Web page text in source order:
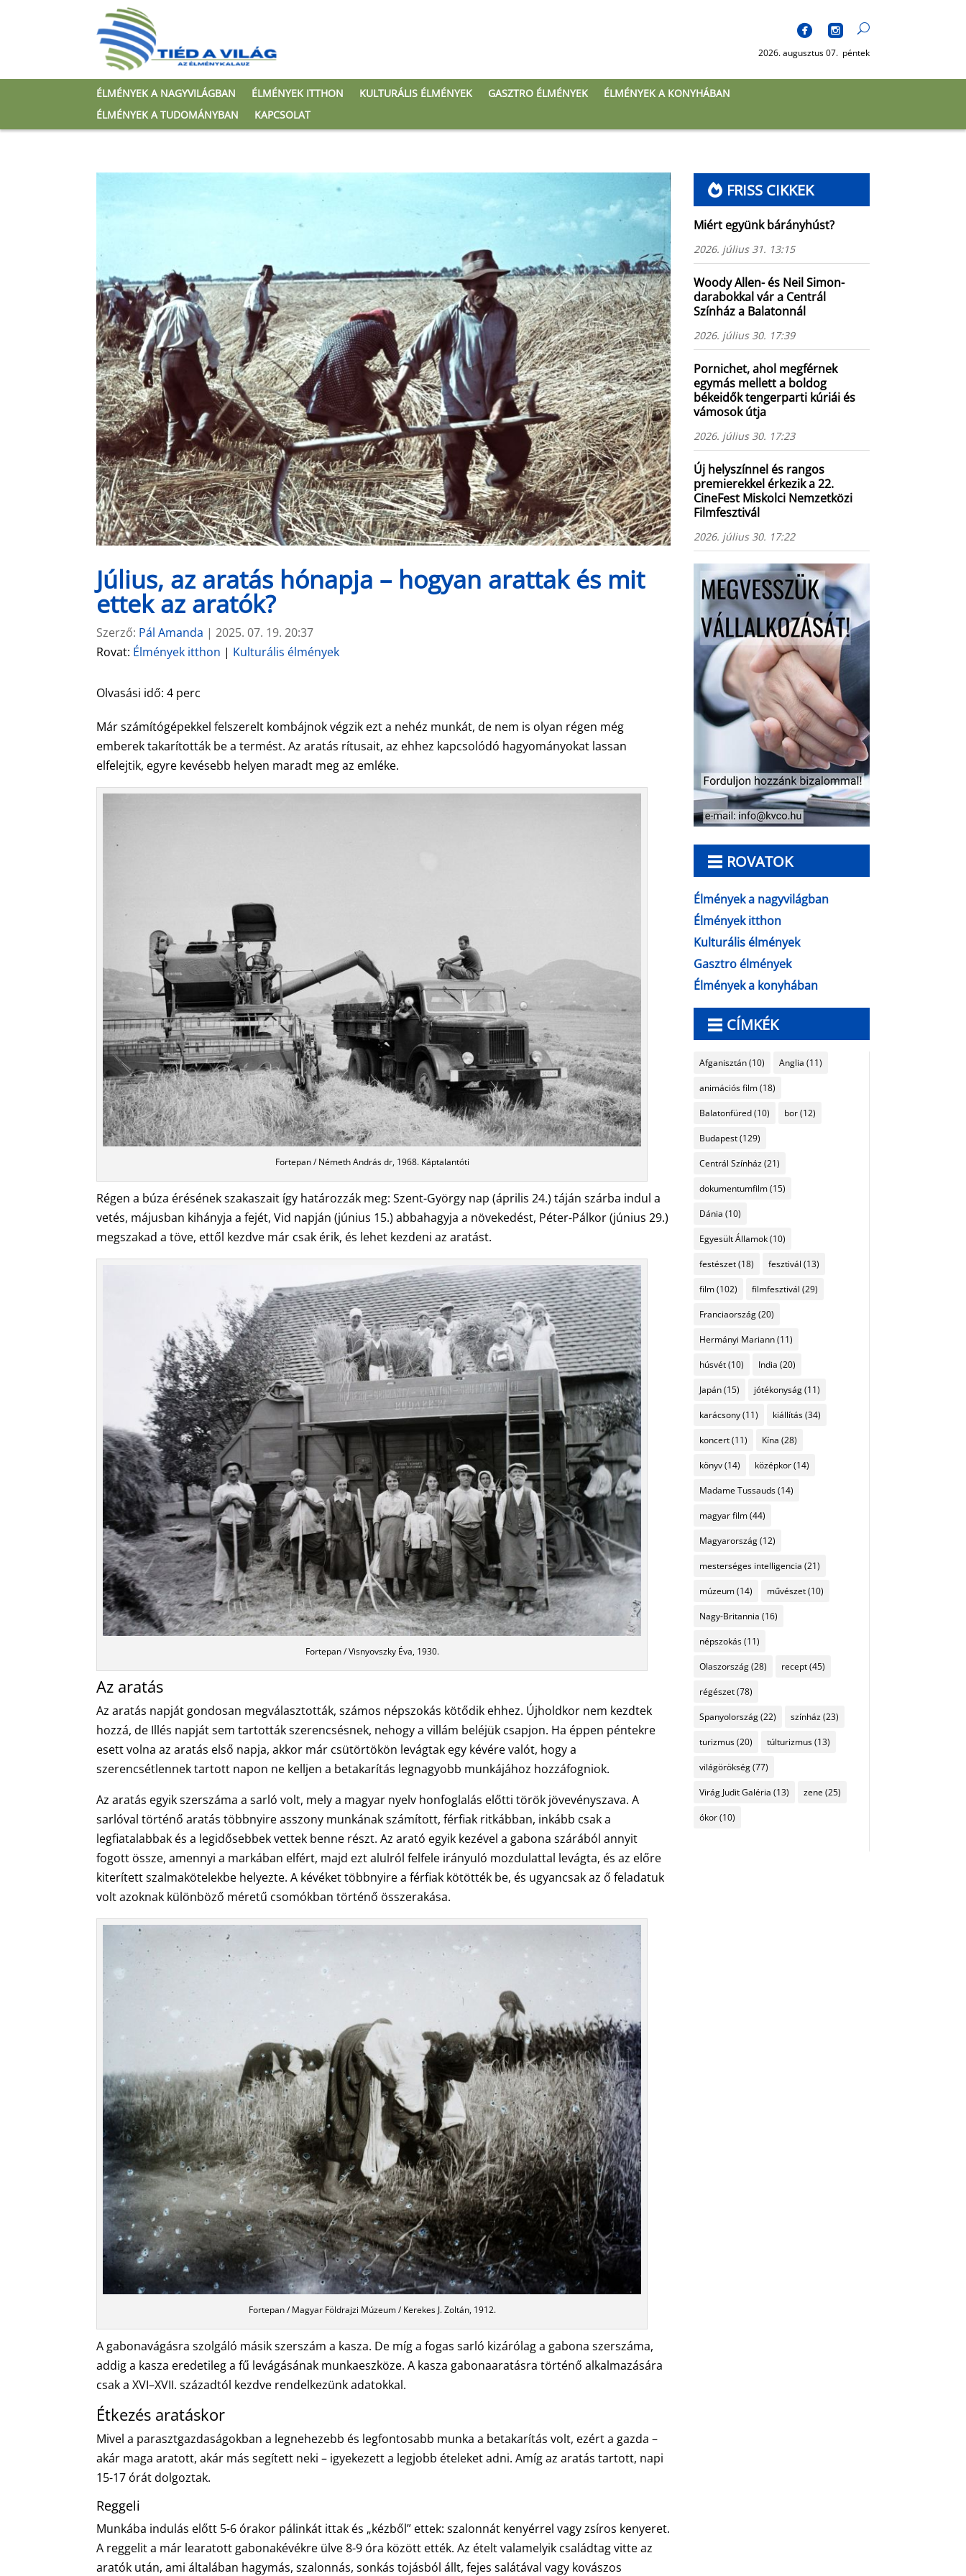
2026. augusztus 07. péntek
ÉLMÉNYEK A NAGYVILÁGBAN ÉLMÉNYEK ITTHON KULTURÁLIS ÉLMÉNYEK GASZTRO ÉLMÉNYEK
ÉLMÉNYEK A KONYHÁBAN
ÉLMÉNYEK A TUDOMÁNYBAN
KAPCSOLAT
Július, az aratás hónapja – hogyan arattak és mit
ettek az aratók?
Szerző: Pál Amanda |2025. 07. 19. 20:37
Rovat: Élmények itthon | Kulturális élmények
Olvasási idő:4 perc
Már számítógépekkel felszerelt kombájnok végzik ezt a nehéz munkát, de nem is olyan régen még
emberek takarították be a termést. Az aratás rítusait, az ehhez kapcsolódó hagyományokat lassan
elfelejtik, egyre kevésebb helyen maradt meg az emléke.
Fortepan / Németh András dr, 1968. Káptalantóti
Régen a búza érésének szakaszait így határozzák meg: Szent-György nap (április 24.) táján szárba indul a
vetés, májusban kihányja a fejét, Vid napján (június 15.) abbahagyja a növekedést, Péter-Pálkor (június 29.)
megszakad a töve, ettől kezdve már csak érik, és lehet kezdeni az aratást.
Fortepan / Visnyovszky Éva, 1930.
Az aratás
Az aratás napját gondosan megválasztották, számos népszokás kötődik ehhez. Újholdkor nem kezdtek
hozzá, de Illés napját sem tartották szerencsésnek, nehogy a villám beléjük csapjon. Ha éppen péntekre
esett volna az aratás első napja, akkor már csütörtökön levágtak egy kévére valót, hogy a
szerencsétlennek tartott napon ne kelljen a betakarítás legnagyobb munkájához hozzáfogniok.
Az aratás egyik szerszáma a sarló volt, mely a magyar nyelv honfoglalás előtti török jövevényszava. A
sarlóval történő aratás többnyire asszony munkának számított, férfiak ritkábban, inkább csak a
legfiatalabbak és a legidősebbek vettek benne részt. Az arató egyik kezével a gabona szárából annyit
fogott össze, amennyi a markában elfért, majd ezt alulról felfele irányuló mozdulattal levágta, és az előre
kiterített szalmakötelekbe helyezte. A kévéket többnyire a férfiak kötötték be, és ugyancsak az ő feladatuk
volt azoknak különböző méretű csomókban történő összerakása.
Fortepan / Magyar Földrajzi Múzeum / Kerekes J. Zoltán, 1912.
A gabonavágásra szolgáló másik szerszám a kasza. De míg a fogas sarló kizárólag a gabona szerszáma,
addig a kasza eredetileg a fű levágásának munkaeszköze. A kasza gabonaaratásra történő alkalmazására
csak a XVI–XVII. századtól kezdve rendelkezünk adatokkal.
Étkezés aratáskor
Mivel a parasztgazdaságokban a legnehezebb és legfontosabb munka a betakarítás volt, ezért a gazda –
akár maga aratott, akár más segített neki – igyekezett a legjobb ételeket adni. Amíg az aratás tartott, napi
15-17 órát dolgoztak.
Reggeli
Munkába indulás előtt 5-6 órakor pálinkát ittak és „kézből” ettek: szalonnát kenyérrel vagy zsíros kenyeret.
A reggelit a már learatott gabonakévékre ülve 8-9 óra között ették. Az ételt valamelyik családtag vitte az
aratók után, ami általában hagymás, szalonnás, sonkás tojásból állt, fejes salátával vagy kovászos
FRISS CIKKEK
Miért együnk bárányhúst?
2026. július 31. 13:15
Woody Allen- és Neil Simon-
darabokkal vár a Centrál
Színház a Balatonnál
2026. július 30. 17:39
Pornichet, ahol megférnek
egymás mellett a boldog
békeidők tengerparti kúriái és
vámosok útja
2026. július 30. 17:23
Új helyszínnel és rangos
premierekkel érkezik a 22.
CineFest Miskolci Nemzetközi
Filmfesztivál
2026. július 30. 17:22
ROVATOK
Élmények a nagyvilágban
Élmények itthon
Kulturális élmények
Gasztro élmények
Élmények a konyhában
CÍMKÉK
Afganisztán(10) Anglia (11)
animációs film(18)
Balatonfüred(10) bor(12)
Budapest(129)
Centrál Színház(21)
dokumentumfilm(15)
Dánia (10)
Egyesült Államok(10)
festészet(18) fesztivál (13)
film(102) filmfesztivál (29)
Franciaország(20)
Hermányi Mariann(11)
húsvét(10) India (20)
Japán(15) jótékonyság(11)
karácsony(11) kiállítás(34)
koncert(11) Kína (28)
könyv(14) középkor(14)
Madame Tussauds(14)
magyar film(44)
Magyarország(12)
mesterséges intelligencia (21)
múzeum(14) művészet(10)
Nagy-Britannia (16)
népszokás(11)
Olaszország(28) recept(45)
régészet(78)
Spanyolország(22) színház(23)
turizmus(20) túlturizmus(13)
világörökség(77)
Virág Judit Galéria (13) zene (25)
ókor(10)